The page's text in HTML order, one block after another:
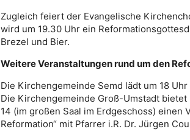
Zugleich feiert der Evangelische
wird um 19.30 Uhr ein
Brezel und Bier.
Weitere Veranstaltungen rund um den
Die Kirchengemeinde Semd lädt um 18
Die Kirchengemeinde Groß-Umstadt
14 (im großen Saal im Erdgeschoss) einen
Reformation“ mit Pfarrer i.R. Dr. Jürgen